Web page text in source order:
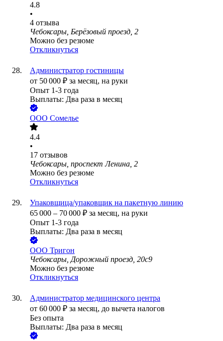
4.8
•
4 отзыва
Чебоксары, Берёзовый проезд, 2
Можно без резюме
Откликнуться
Администратор гостиницы
от 50 000 ₽ за месяц, на руки
Опыт 1-3 года
Выплаты: Два раза в месяц
ООО Сомелье
4.4
•
17 отзывов
Чебоксары, проспект Ленина, 2
Можно без резюме
Откликнуться
Упаковщица/упаковщик на пакетную линию
65 000 – 70 000 ₽ за месяц, на руки
Опыт 1-3 года
Выплаты: Два раза в месяц
ООО Тригон
Чебоксары, Дорожный проезд, 20с9
Можно без резюме
Откликнуться
Администратор медицинского центра
от 60 000 ₽ за месяц, до вычета налогов
Без опыта
Выплаты: Два раза в месяц